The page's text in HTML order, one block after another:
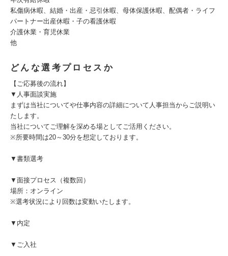
私傷病休暇、結婚・出産・忌引休暇、母体保護休暇、配偶者・ライフ
パートナー出産休暇・子の看護休暇
介護休業・育児休業
他
どんな選考プロセスか
【ご応募後の流れ】
▼人事面談実施
まずは当社についてや仕事内容の詳細について人事担当からご説明い
たします。
当社についてご理解を深める場としてご活用ください。
※所要時間は20～30分を想定しております。
▼書類選考
▼面接プロセス（複数回）
場所：オンライン
※選考状況により回数は変動いたします。
▼内定
▼ご入社